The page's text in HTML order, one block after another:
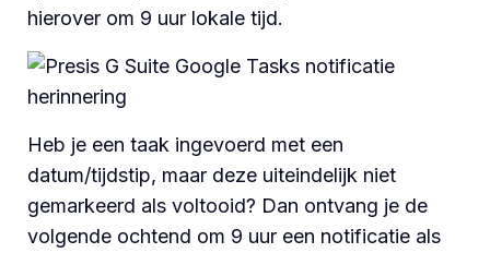
hierover om 9 uur lokale tijd.
Heb je een taak ingevoerd met een
datum/tijdstip, maar deze uiteindelijk niet
gemarkeerd als voltooid? Dan ontvang je de
volgende ochtend om 9 uur een notificatie als